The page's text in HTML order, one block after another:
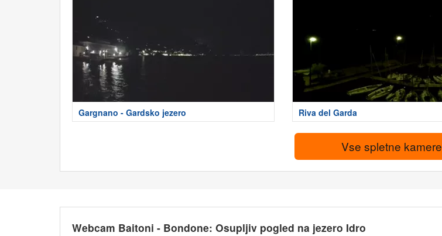
Gargnano - Gardsko jezero Riva del Garda
Vse spletne kamere
Webcam Baitoni - Bondone: Osupljiv pogled na jezero Idro